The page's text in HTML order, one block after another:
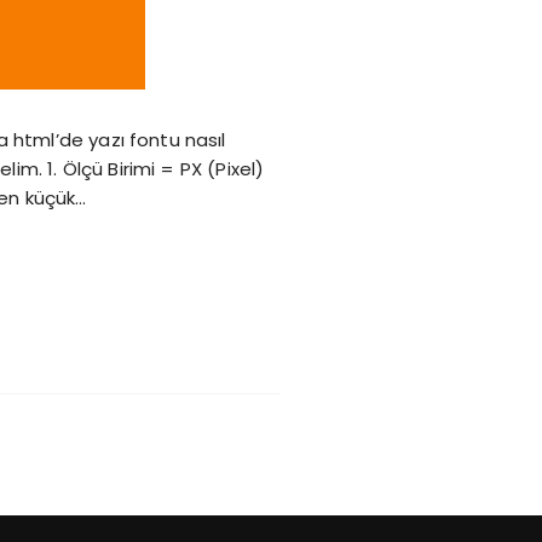
html’de yazı fontu nasıl
1. Ölçü Birimi = PX (Pixel)
küçük…